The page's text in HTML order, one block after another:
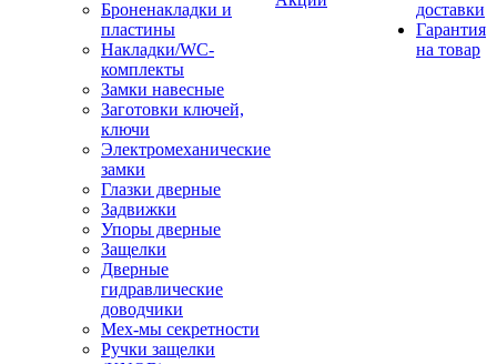
Броненакладки и
пластины
Накладки/WC-
комплекты
Замки навесные
Заготовки ключей,
ключи
Электромеханические
замки
Глазки дверные
Задвижки
Упоры дверные
Защелки
Дверные
гидравлические
доводчики
Мех-мы секретности
Ручки защелки
доставки
Гарантия
на товар